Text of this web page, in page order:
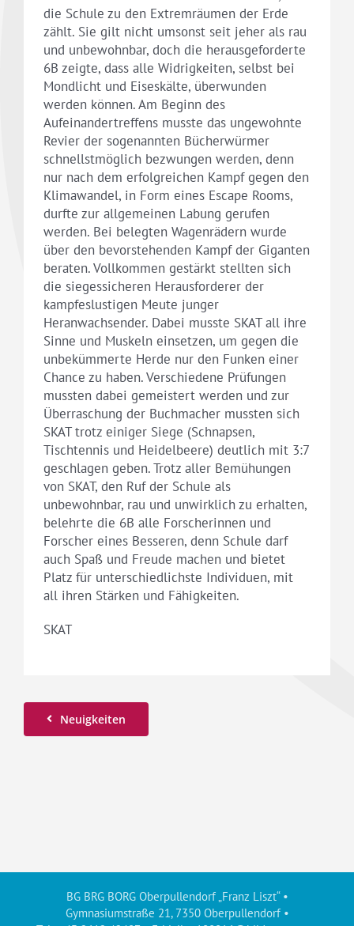
die Schule zu den Extremräumen der Erde
zählt. Sie gilt nicht umsonst seit jeher als rau
und unbewohnbar, doch die herausgeforderte
6B zeigte, dass alle Widrigkeiten, selbst bei
Mondlicht und Eiseskälte, überwunden
werden können. Am Beginn des
Aufeinandertreffens musste das ungewohnte
Revier der sogenannten Bücherwürmer
schnellstmöglich bezwungen werden, denn
nur nach dem erfolgreichen Kampf gegen den
Klimawandel, in Form eines Escape Rooms,
durfte zur allgemeinen Labung gerufen
werden. Bei belegten Wagenrädern wurde
über den bevorstehenden Kampf der Giganten
beraten. Vollkommen gestärkt stellten sich
die siegessicheren Herausforderer der
kampfeslustigen Meute junger
Heranwachsender. Dabei musste SKAT all ihre
Sinne und Muskeln einsetzen, um gegen die
unbekümmerte Herde nur den Funken einer
Chance zu haben. Verschiedene Prüfungen
mussten dabei gemeistert werden und zur
Überraschung der Buchmacher mussten sich
SKAT trotz einiger Siege (Schnapsen,
Tischtennis und Heidelbeere) deutlich mit 3:7
geschlagen geben. Trotz aller Bemühungen
von SKAT, den Ruf der Schule als
unbewohnbar, rau und unwirklich zu erhalten,
belehrte die 6B alle Forscherinnen und
Forscher eines Besseren, denn Schule darf
auch Spaß und Freude machen und bietet
Platz für unterschiedlichste Individuen, mit
all ihren Stärken und Fähigkeiten.
SKAT
Neuigkeiten
BG BRG BORG Oberpullendorf „Franz Liszt“ •
Gymnasiumstraße 21, 7350 Oberpullendorf •